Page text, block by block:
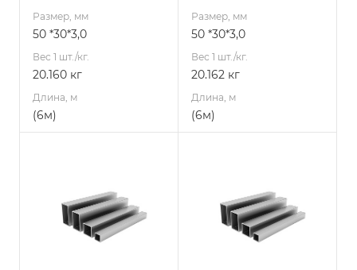
Размер, мм
50 *30*3,0
Вес 1 шт./кг.
20.160 кг
Длина, м
(6м)
Размер, мм
50 *30*3,0
Вес 1 шт./кг.
20.162 кг
Длина, м
(6м)